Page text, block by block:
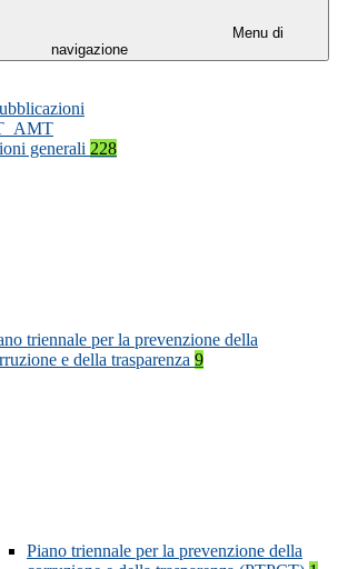
Menu di
navigazione
generali 228
triennale per la prevenzione della
e della trasparenza 9
Piano triennale per la prevenzione della